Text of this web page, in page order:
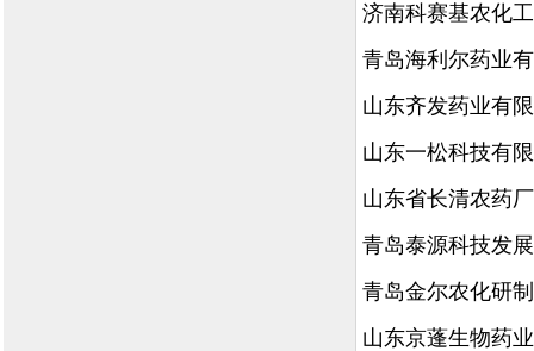
济南科赛基农化
青岛海利尔药业
山东齐发药业有
山东一松科技有
山东省长清农药
青岛泰源科技发
青岛金尔农化研
山东京蓬生物药